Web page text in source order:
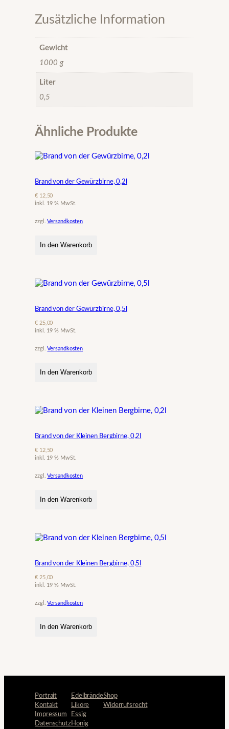
J
a
h
i
n
e
Zusätzliche Information
Gewicht
1000 g
Liter
0,5
Ähnliche Produkte
Brand von der Gewürzbirne, 0,2l
€12,50
inkl. 19 % MwSt.
zzgl.Versandkosten
In den Warenkorb
Brand von der Gewürzbirne, 0,5l
€25,00
inkl. 19 % MwSt.
zzgl.Versandkosten
In den Warenkorb
Brand von der Kleinen Bergbirne, 0,2l
€12,50
inkl. 19 % MwSt.
zzgl.Versandkosten
In den Warenkorb
Brand von der Kleinen Bergbirne, 0,5l
€25,00
inkl. 19 % MwSt.
zzgl.Versandkosten
In den Warenkorb
Portrait
Kontakt
Impressum
Datenschutz
Edelbrände
Liköre
Essig
Honig
Shop
Widerrufsrecht